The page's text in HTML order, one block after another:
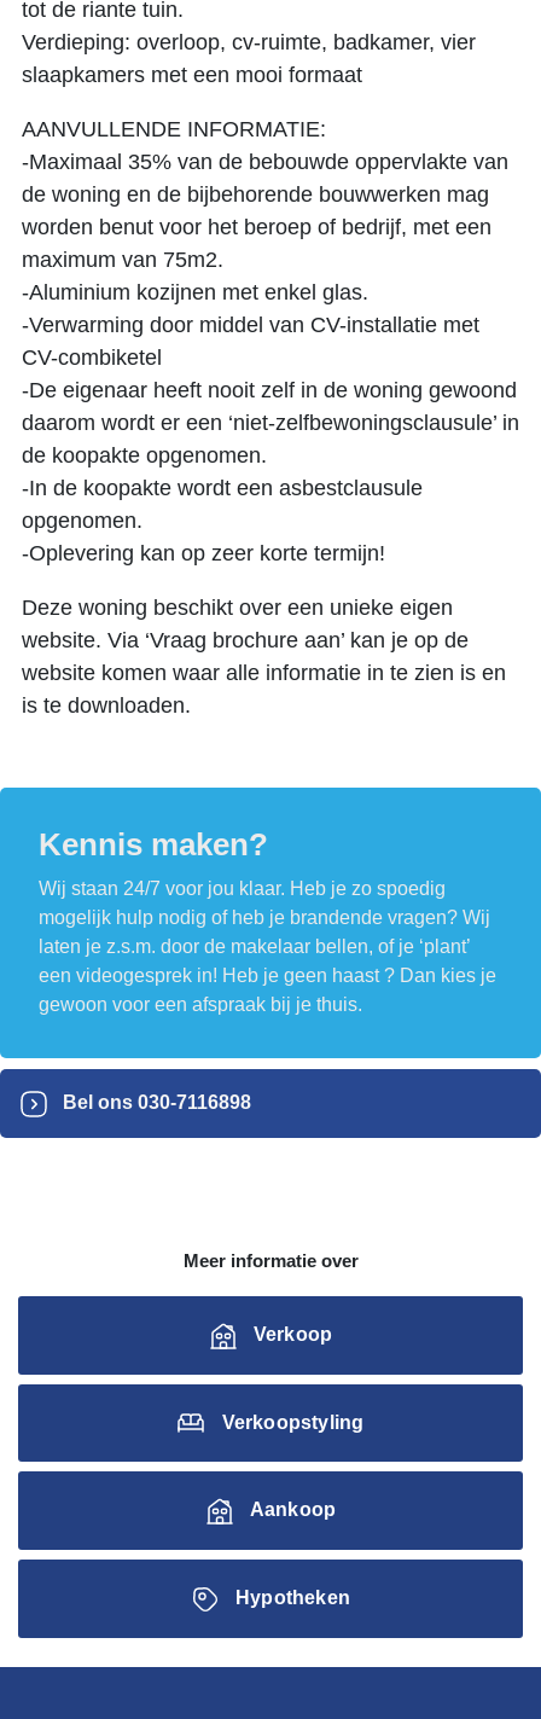
tot de riante tuin.
Verdieping: overloop, cv-ruimte, badkamer, vier
slaapkamers met een mooi formaat
AANVULLENDE INFORMATIE:
-Maximaal 35% van de bebouwde oppervlakte van
de woning en de bijbehorende bouwwerken mag
worden benut voor het beroep of bedrijf, met een
maximum van 75m2.
-Aluminium kozijnen met enkel glas.
-Verwarming door middel van CV-installatie met
CV-combiketel
-De eigenaar heeft nooit zelf in de woning gewoond
daarom wordt er een ‘niet-zelfbewoningsclausule’ in
de koopakte opgenomen.
-In de koopakte wordt een asbestclausule
opgenomen.
-Oplevering kan op zeer korte termijn!
Deze woning beschikt over een unieke eigen
website. Via ‘Vraag brochure aan’ kan je op de
website komen waar alle informatie in te zien is en
is te downloaden.
Kennis maken?
Wij staan 24/7 voor jou klaar. Heb je zo spoedig
mogelijk hulp nodig of heb je brandende vragen? Wij
laten je z.s.m. door de makelaar bellen, of je ‘plant’
een videogesprek in! Heb je geen haast ? Dan kies je
gewoon voor een afspraak bij je thuis.
Bel ons 030-7116898
Meer informatie over
Verkoop
Verkoopstyling
Aankoop
Hypotheken